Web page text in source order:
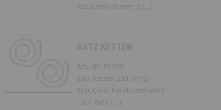
Rutschenrahmen e [...]
SATZ KETTEN
Art.-Nr. 01903
Satz Ketten 200 cm (2
Stück) mit Karabinerhaken
- zur Befe [...]